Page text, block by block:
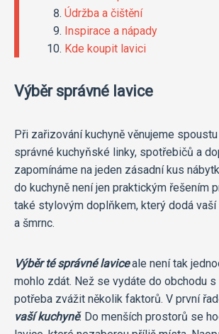
Údržba a čištění
Inspirace a nápady
Kde koupit lavici
Výběr správné lavice
Při zařizování kuchyně věnujeme
správné kuchyňské linky, spotřebičů a
zapomínáme na jeden zásadní kus
do kuchyně není jen praktickým řešením
také stylovým doplňkem, který dodá
a šmrnc.
Výběr té správné laviceale není tak
mohlo zdát. Než se vydáte do obchodu s
potřeba zvážit několik faktorů. V první
vaší kuchyně. Do menších prostorů se